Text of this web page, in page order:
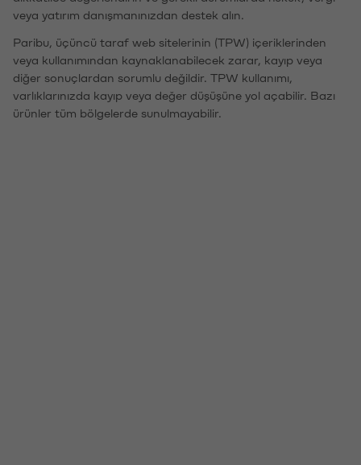
veya yatırım danışmanınızdan destek alın.
Paribu, üçüncü taraf web sitelerinin (TPW) içeriklerinden
veya kullanımından kaynaklanabilecek zarar, kayıp veya
diğer sonuçlardan sorumlu değildir. TPW kullanımı,
varlıklarınızda kayıp veya değer düşüşüne yol açabilir. Bazı
ürünler tüm bölgelerde sunulmayabilir.